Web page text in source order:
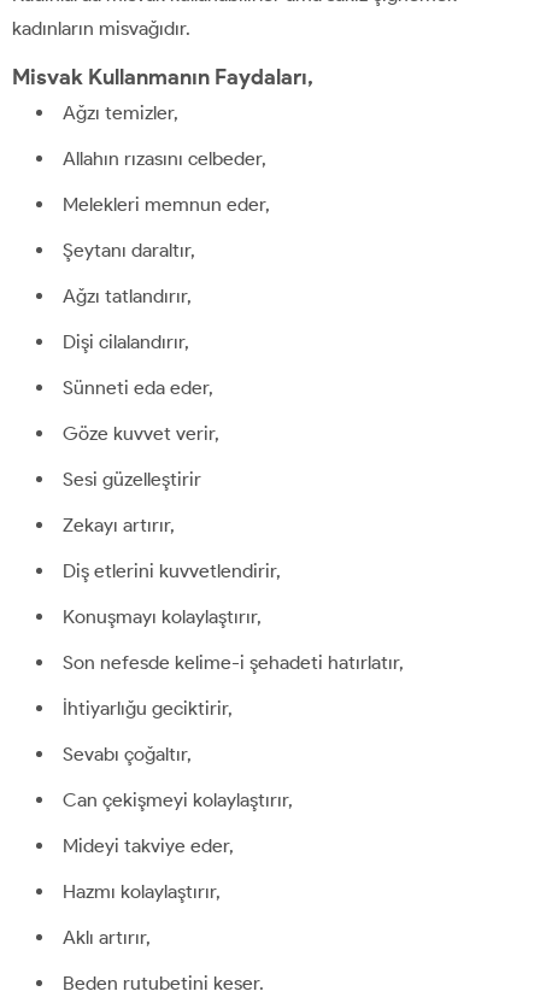
kadınların misvağıdır.
Misvak Kullanmanın Faydaları,
Ağzı temizler,
Allahın rızasını celbeder,
Melekleri memnun eder,
Şeytanı daraltır,
Ağzı tatlandırır,
Dişi cilalandırır,
Sünneti eda eder,
Göze kuvvet verir,
Sesi güzelleştirir
Zekayı artırır,
Diş etlerini kuvvetlendirir,
Konuşmayı kolaylaştırır,
Son nefesde kelime-i şehadeti hatırlatır,
İhtiyarlığu geciktirir,
Sevabı çoğaltır,
Can çekişmeyi kolaylaştırır,
Mideyi takviye eder,
Hazmı kolaylaştırır,
Aklı artırır,
Beden rutubetini keser.